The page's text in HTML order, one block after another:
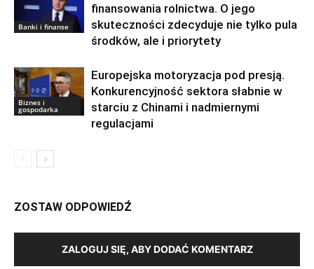
Banki i finanse
finansowania rolnictwa. O jego
skuteczności zdecyduje nie tylko pula
środków, ale i priorytety
Biznes i
gospodarka
Europejska motoryzacja pod presją.
Konkurencyjność sektora słabnie w
starciu z Chinami i nadmiernymi
regulacjami
ZOSTAW ODPOWIEDŹ
ZALOGUJ SIĘ, ABY DODAĆ KOMENTARZ